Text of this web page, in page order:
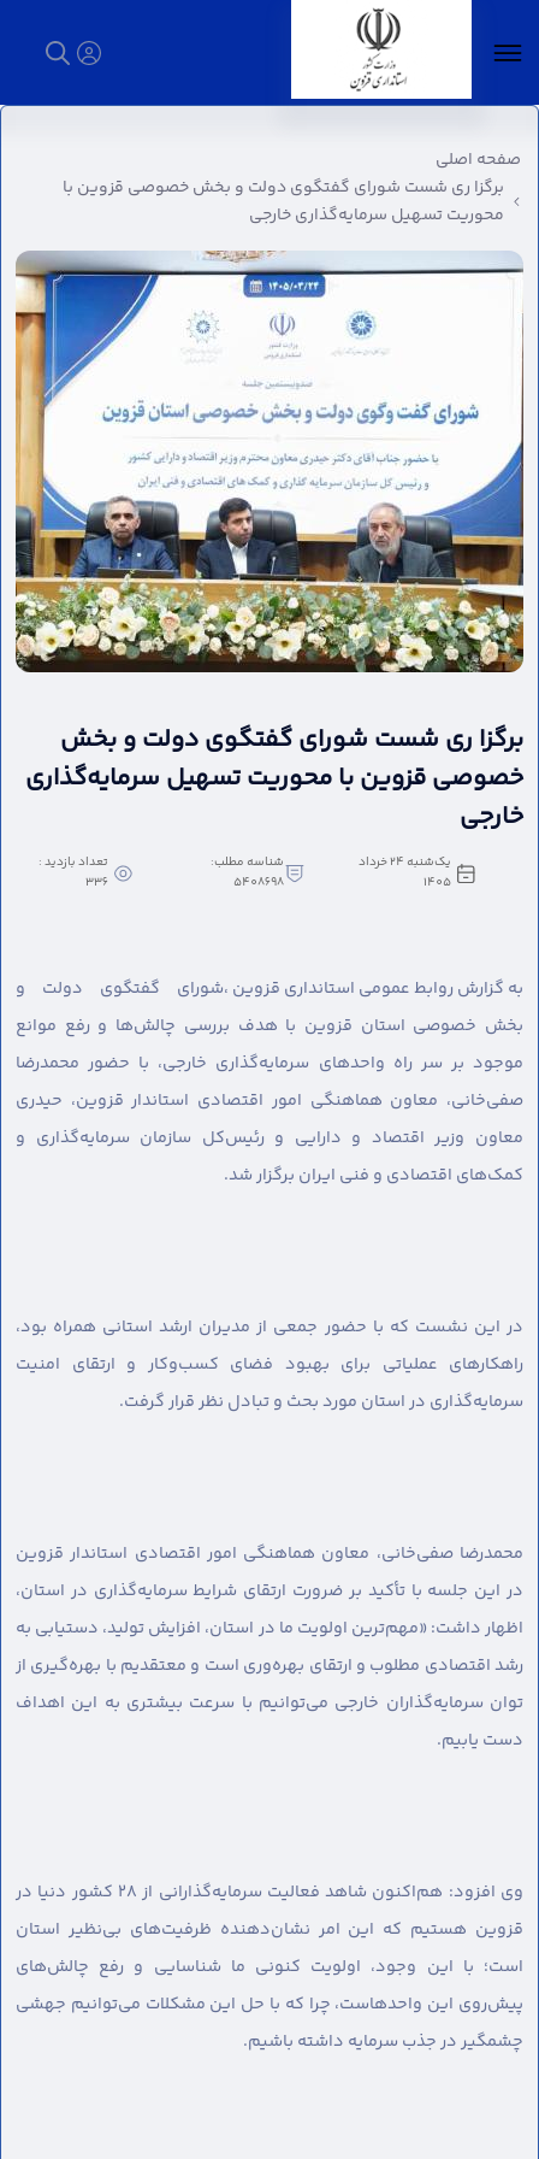
برگزا ری شست شورای گفتگوی دولت و بخش
خصوصی قزوین با محوریت تسهیل سرمایه‌گذاری
خارجی - استانداری قزوین
صفحه اصلی
برگزا ری شست شورای گفتگوی دولت و بخش خصوصی قزوین با
محوریت تسهیل سرمایه‌گذاری خارجی
برگزا ری شست شورای گفتگوی دولت و بخش
خصوصی قزوین با محوریت تسهیل سرمایه‌گذاری
خارجی
یک‌شنبه 24 خرداد
1405
شناسه مطلب:
5408698
تعداد بازدید :
336
به گزارش روابط عمومی استانداری قزوین ،شورای گفتگوی دولت و
بخش خصوصی استان قزوین با هدف بررسی چالش‌ها و رفع موانع
موجود بر سر راه واحدهای سرمایه‌گذاری خارجی، با حضور محمدرضا
صفی‌خانی، معاون هماهنگی امور اقتصادی استاندار قزوین، حیدری
معاون وزیر اقتصاد و دارایی و رئیس‌کل سازمان سرمایه‌گذاری و
کمک‌های اقتصادی و فنی ایران برگزار شد.
در این نشست که با حضور جمعی از مدیران ارشد استانی همراه بود،
راهکارهای عملیاتی برای بهبود فضای کسب‌وکار و ارتقای امنیت
سرمایه‌گذاری در استان مورد بحث و تبادل نظر قرار گرفت.
محمدرضا صفی‌خانی، معاون هماهنگی امور اقتصادی استاندار قزوین
در این جلسه با تأکید بر ضرورت ارتقای شرایط سرمایه‌گذاری در استان،
اظهار داشت: «مهم‌ترین اولویت ما در استان، افزایش تولید، دستیابی به
رشد اقتصادی مطلوب و ارتقای بهره‌وری است و معتقدیم با بهره‌گیری از
توان سرمایه‌گذاران خارجی می‌توانیم با سرعت بیشتری به این اهداف
دست یابیم.
وی افزود: هم‌اکنون شاهد فعالیت سرمایه‌گذارانی از ۲۸ کشور دنیا در
قزوین هستیم که این امر نشان‌دهنده ظرفیت‌های بی‌نظیر استان
است؛ با این وجود، اولویت کنونی ما شناسایی و رفع چالش‌های
پیش‌روی این واحدهاست، چرا که با حل این مشکلات می‌توانیم جهشی
چشمگیر در جذب سرمایه داشته باشیم.